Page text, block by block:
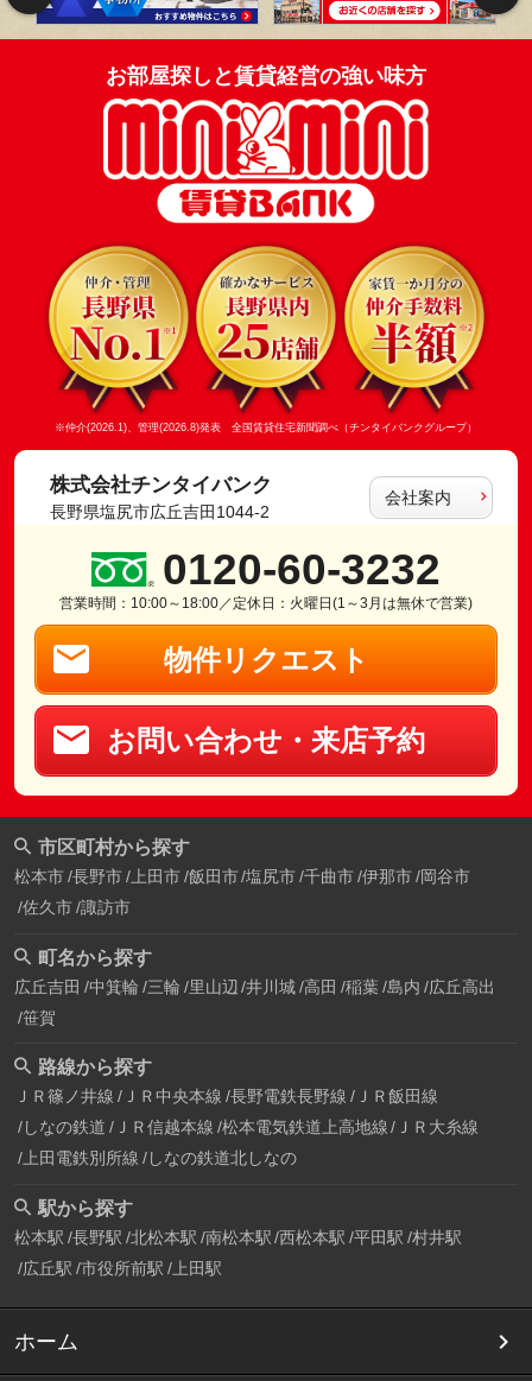
お部屋探しと賃貸経営の強い味方
※仲介(2026.1)、管理(2026.8)発表 全国賃貸住宅新聞調べ（チンタイバンクグループ）
株式会社チンタイバンク
長野県塩尻市広丘吉田1044-2
会社案内
0120-60-3232
営業時間：10:00～18:00／定休日：火曜日(1～3月は無休で営業)
物件リクエスト
お問い合わせ・来店予約
市区町村から探す
松本市 長野市 上田市 飯田市 塩尻市 千曲市 伊那市 岡谷市
佐久市 諏訪市
町名から探す
広丘吉田 中箕輪 三輪 里山辺 井川城 高田 稲葉 島内 広丘高出
笹賀
路線から探す
ＪＲ篠ノ井線 ＪＲ中央本線 長野電鉄長野線 ＪＲ飯田線
しなの鉄道 ＪＲ信越本線 松本電気鉄道上高地線
ＪＲ大糸線
上田電鉄別所線 しなの鉄道北しなの
駅から探す
松本駅 長野駅 北松本駅 南松本駅 西松本駅 平田駅 村井駅
広丘駅 市役所前駅 上田駅
ホーム